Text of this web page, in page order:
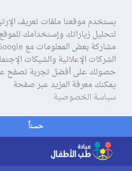
يستخدم موقعنا ملفات تعريف
لتحليل زياراتك وإستخدامك
الشركات الإعلانية والشبكات
حصولك على أفضل تجربة تصفح
يمكنك معرفة المزيد عبر صفحة
سياسة الخصوصية
حسناً